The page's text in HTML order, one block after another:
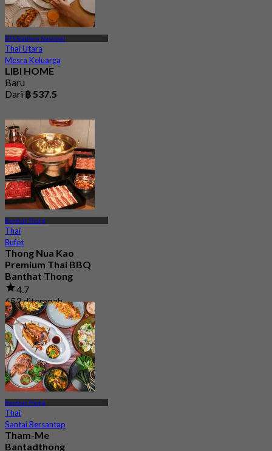
BTS Stadium Nasional
Thai Utara
Mesra Keluarga
LIBI HOME
Baru
Dari ฿ 537.5
Banthat Thong
Thai
Bufet
Thong Nua Kao
Premium Thai BBQ
Banthat Thong
4.7
653 ditempah
Dari฿ 529
Banthat Thong
Thai
Santai Bersantap
Tham-Me
Bantadthong